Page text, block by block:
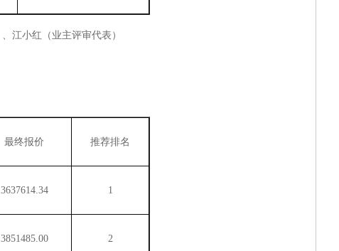
、江小红 （ 业主评审代表）
最终报价 推荐排名
3637614.34 1
3851485.00 2